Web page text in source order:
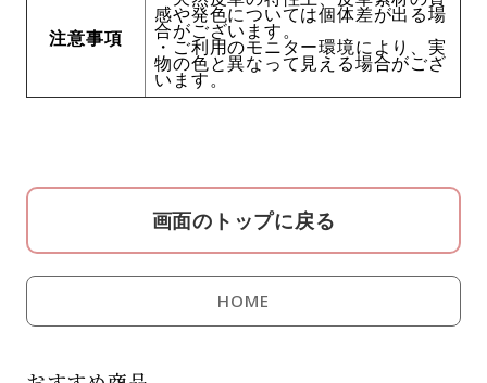
注意事項
感や発色については個体差が出る場
合がございます。
・ご利用のモニター環境により、実
物の色と異なって見える場合がござ
います。
画面のトップに戻る
HOME